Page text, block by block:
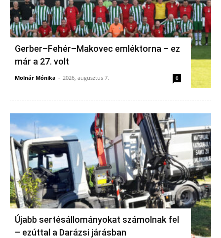
Gerber–Fehér–Makovec emléktorna – ez
már a 27. volt
Molnár Mónika - 2026, augusztus 7. 0
Újabb sertésállományokat számolnak fel
– ezúttal a Darázsi járásban